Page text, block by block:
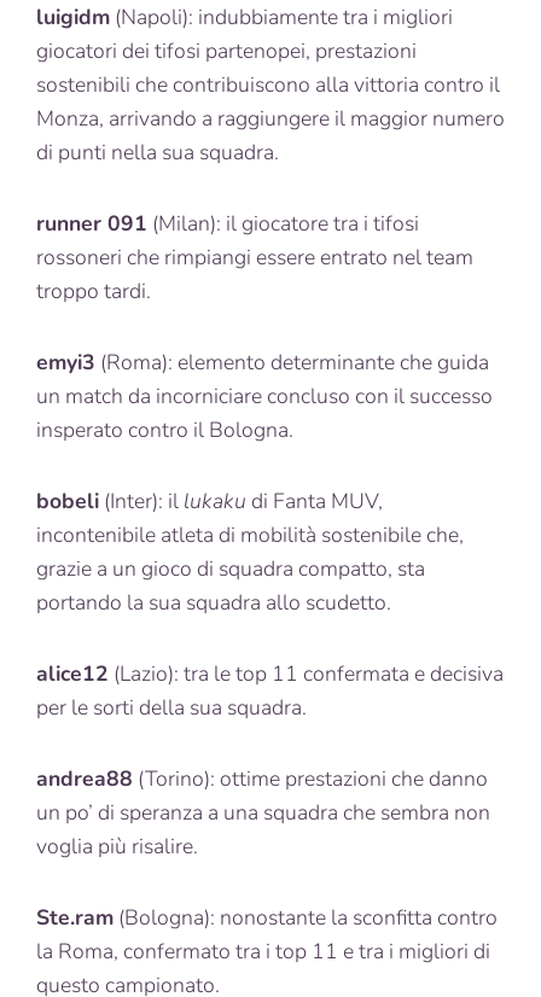
luigidm (Napoli): indubbiamente tra i migliori
giocatori dei tifosi partenopei, prestazioni
sostenibili che contribuiscono alla vittoria contro il
Monza, arrivando a raggiungere il maggior numero
di punti nella sua squadra.
runner 091 (Milan): il giocatore tra i tifosi
rossoneri che rimpiangi essere entrato nel team
troppo tardi.
emyi3 (Roma): elemento determinante che guida
un match da incorniciare concluso con il successo
insperato contro il Bologna.
bobeli (Inter): il lukaku di Fanta MUV,
incontenibile atleta di mobilità sostenibile che,
grazie a un gioco di squadra compatto, sta
portando la sua squadra allo scudetto.
alice12 (Lazio): tra le top 11 confermata e decisiva
per le sorti della sua squadra.
andrea88 (Torino): ottime prestazioni che danno
un po’ di speranza a una squadra che sembra non
voglia più risalire.
Ste.ram (Bologna): nonostante la sconfitta contro
la Roma, confermato tra i top 11 e tra i migliori di
questo campionato.